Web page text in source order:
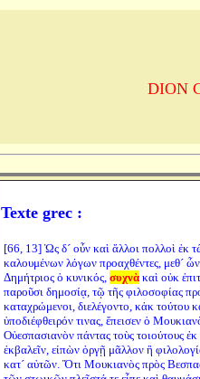
DION
Texte grec :
[66, 13] Ὡς δ´ οὖν καὶ ἄλλοι πολλοὶ ἐκ
καλουμένων λόγων προαχθέντες, μεθ´
Δημήτριος ὁ κυνικός, συχνὰ καὶ οὐκ
παροῦσι δημοσίᾳ, τῷ τῆς φιλοσοφίας
καταχρώμενοι, διελέγοντο, κἀκ τούτου
ὑποδιέφθειρόν τινας, ἔπεισεν ὁ
Οὐεσπασιανὸν πάντας τοὺς τοιούτους
ἐκβαλεῖν, εἰπὼν ὀργῇ μᾶλλον ἢ
κατ´ αὐτῶν. Ὅτι Μουκιανὸς πρὸς